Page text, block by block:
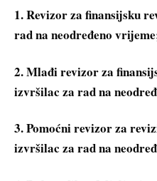
1. Revizor za finansijsku
rad na neodređeno
2. Mlađi revizor za
izvršilac za rad na
3. Pomoćni revizor za
izvršilac za rad na